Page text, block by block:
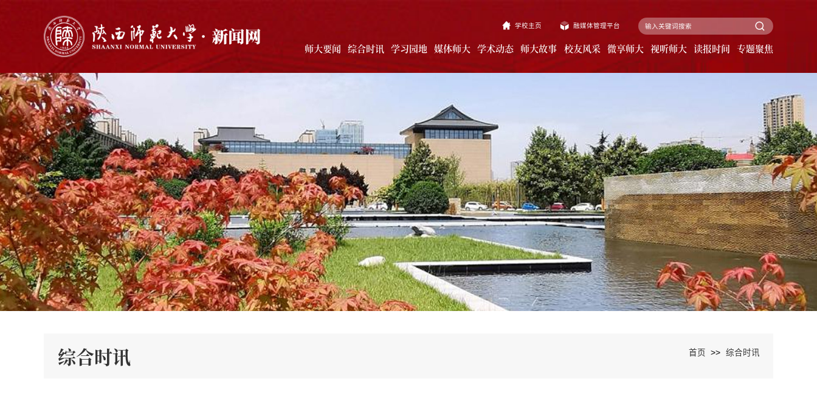
学校主页 融媒体管理平台
师大要闻 综合时讯 学习园地 媒体师大 学术动态 师大故事 校友风采 微享师大 视听师大 读报时间 专题聚焦
综合时讯 首页 >> 综合时讯